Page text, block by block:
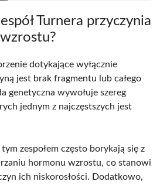
Turnera przyczynia
dotykające wyłącznie
jest brak fragmentu lub całego
genetyczna wywołuje szereg
jednym z najczęstszych jest
zespołem często borykają się z
hormonu wzrostu, co stanowi
ich niskorosłości. Dodatkowo,